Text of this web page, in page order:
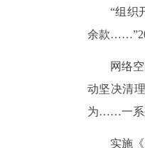
“组织
余款
网络
动坚决清
为……一系
实施